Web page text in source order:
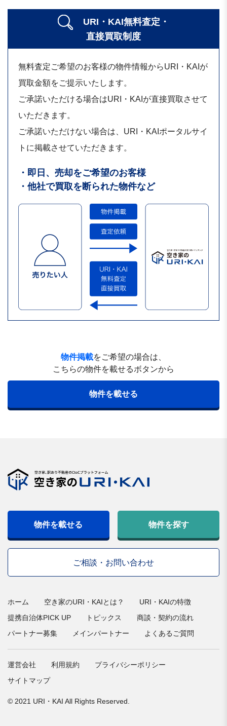
URI・KAI無料査定・
直接買取制度
無料査定ご希望のお客様の物件情報からURI・KAIが
買取金額をご提示いたします。
ご承諾いただける場合はURI・KAIが直接買取させて
いただきます。
ご承諾いただけない場合は、URI・KAIポータルサイ
トに掲載させていただきます。
・即日、売却をご希望のお客様
・他社で買取を断られた物件など
物件掲載をご希望の場合は、
こちらの物件を載せるボタンから
物件を載せる
物件を載せる 物件を探す
ご相談・お問い合わせ
ホーム 空き家のURI・KAIとは？
URI・KAIの特徴
提携自治体PICK UP
トピックス
商談・契約の流れ
パートナー募集
メインパートナー よくあるご質問
運営会社 利用規約
プライバシーポリシー
サイトマップ
© 2021 URI・KAI All Rights Reserved.